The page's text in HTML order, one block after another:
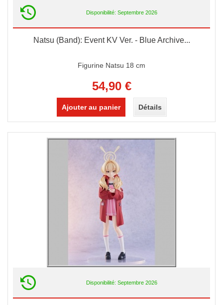
Disponibilité: Septembre 2026
Natsu (Band): Event KV Ver. - Blue Archive...
Figurine Natsu 18 cm
54,90 €
Ajouter au panier Détails
Disponibilité: Septembre 2026